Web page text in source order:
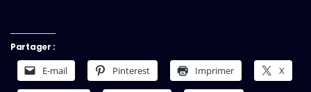
Partager :
E-mail Pinterest Imprimer X